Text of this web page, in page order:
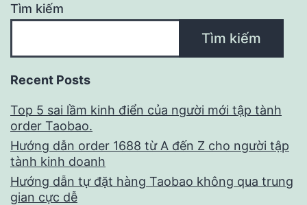
Tìm kiếm
Tìm kiếm
Recent Posts
Top 5 sai lầm kinh điển của người mới tập tành
order Taobao.
Hướng dẫn order 1688 từ A đến Z cho người tập
tành kinh doanh
Hướng dẫn tự đặt hàng Taobao không qua trung
gian cực dễ